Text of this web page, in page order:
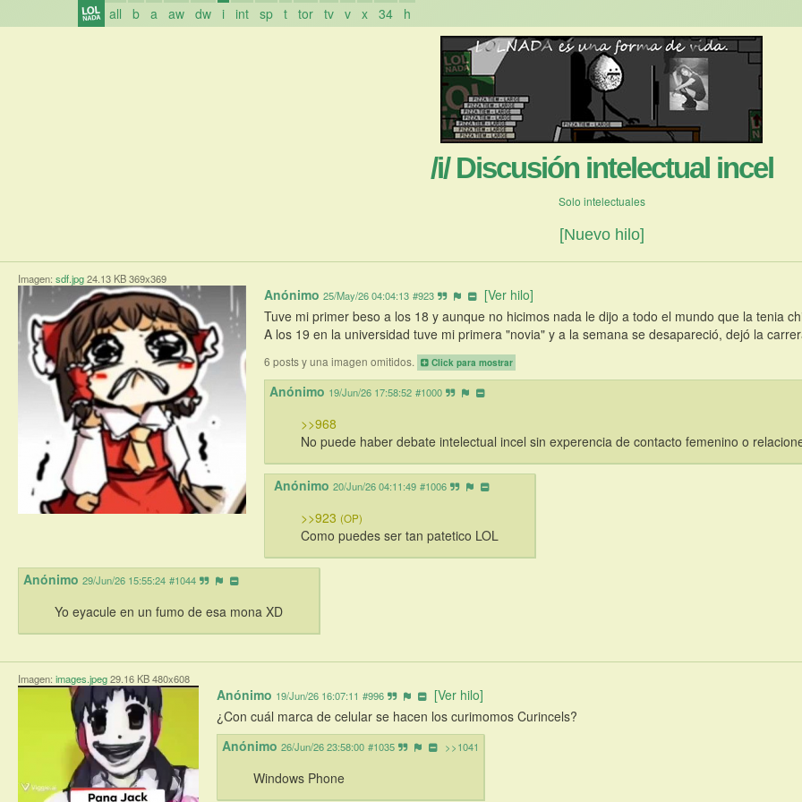
all b a aw dw i int sp t tor tv v x 34 h
/i/ Discusión intelectual incel
Solo intelectuales
[Nuevo hilo]
Imagen: sdf.jpg24.13 KB 369x369
Anónimo 25/May/26 04:04:13 #923
[Ver hilo]
Tuve mi primer beso a los 18 y aunque no hicimos nada le dijo a todo el mundo que la tenia
A los 19 en la universidad tuve mi primera "novia" y a la semana se desapareció, dejó la
6 posts y una imagen omitidos. Click para mostrar
Anónimo 19/Jun/26 17:58:52 #1000
>>968
No puede haber debate intelectual incel sin experencia de contacto femenino o
Anónimo 20/Jun/26 04:11:49 #1006
>>923 (OP)
Como puedes ser tan patetico LOL
Anónimo 29/Jun/26 15:55:24 #1044
Yo eyacule en un fumo de esa mona XD
Imagen: images.jpeg29.16 KB 480x608
Anónimo 19/Jun/26 16:07:11 #996
[Ver hilo]
¿Con cuál marca de celular se hacen los curimomos Curincels?
Anónimo 26/Jun/26 23:58:00 #1035 >>1041
Windows Phone